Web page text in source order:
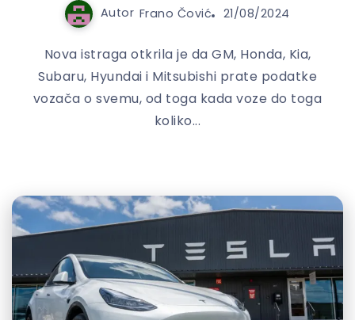
Autor Frano Čović 21/08/2024
Nova istraga otkrila je da GM, Honda, Kia,
Subaru, Hyundai i Mitsubishi prate podatke
vozača o svemu, od toga kada voze do toga
koliko...